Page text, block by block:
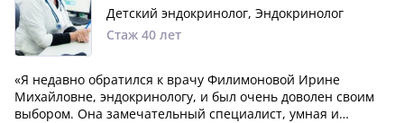
Детский эндокринолог, Эндокринолог
Стаж 40 лет
«Я недавно обратился к врачу Филимоновой Ирине
Михайловне, эндокринологу, и был очень доволен своим
выбором. Она замечательный специалист, умная и